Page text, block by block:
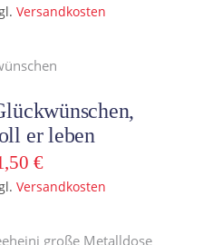
Versandkosten
er leben
€
Versandkosten